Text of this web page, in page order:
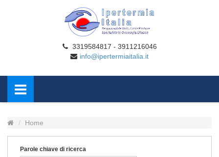
3319584817 - 3911216046
info@ipertermiaitalia.it
Home
Parole chiave di ricerca